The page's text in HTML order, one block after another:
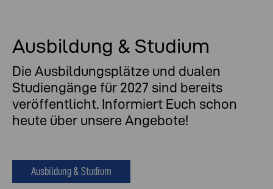
Ausbildung & Studium
Die Ausbildungsplätze und dualen
Studiengänge für 2027 sind bereits
veröffentlicht. Informiert Euch schon
heute über unsere Angebote!
Ausbildung & Studium